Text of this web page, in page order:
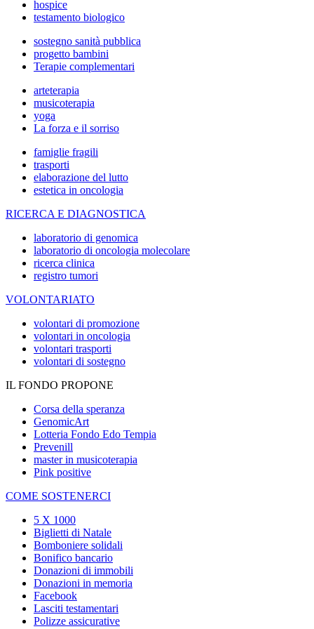
hospice
testamento biologico
sostegno sanità pubblica
progetto bambini
Terapie complementari
arteterapia
musicoterapia
yoga
La forza e il sorriso
famiglie fragili
trasporti
elaborazione del lutto
estetica in oncologia
RICERCA E DIAGNOSTICA
laboratorio di genomica
laboratorio di oncologia molecolare
ricerca clinica
registro tumori
VOLONTARIATO
volontari di promozione
volontari in oncologia
volontari trasporti
volontari di sostegno
IL FONDO PROPONE
Corsa della speranza
GenomicArt
Lotteria Fondo Edo Tempia
Prevenill
master in musicoterapia
Pink positive
COME SOSTENERCI
5 X 1000
Biglietti di Natale
Bomboniere solidali
Bonifico bancario
Donazioni di immobili
Donazioni in memoria
Facebook
Lasciti testamentari
Polizze assicurative